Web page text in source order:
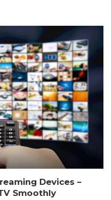
Devices –
Smoothly